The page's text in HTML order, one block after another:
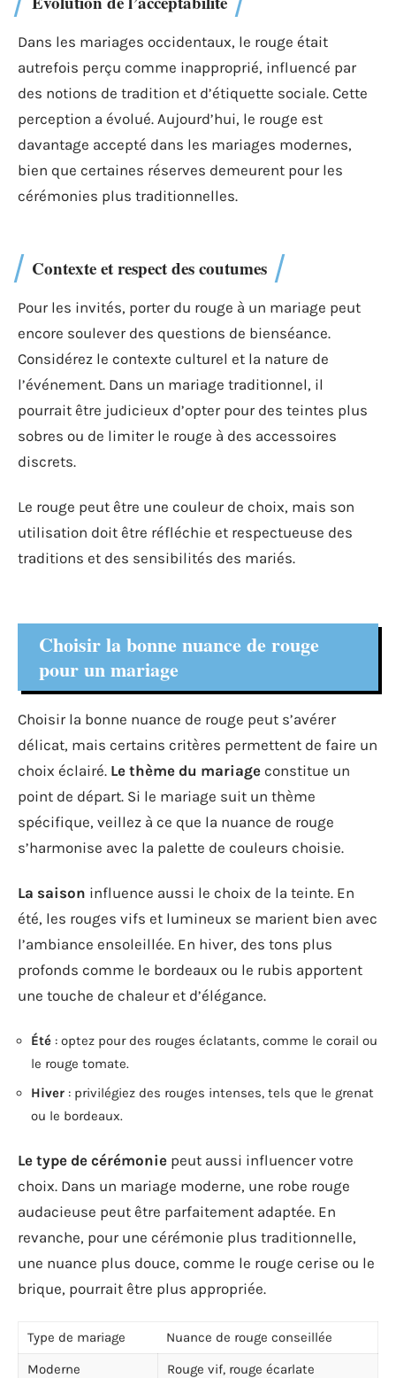
Dans les mariages occidentaux, le rouge était
autrefois perçu comme inapproprié, influencé par
des notions de tradition et d’étiquette sociale. Cette
perception a évolué. Aujourd’hui, le rouge est
davantage accepté dans les mariages modernes,
bien que certaines réserves demeurent pour les
cérémonies plus traditionnelles.
Contexte et respect des coutumes
Pour les invités, porter du rouge à un mariage peut
encore soulever des questions de bienséance.
Considérez le contexte culturel et la nature de
l’événement. Dans un mariage traditionnel, il
pourrait être judicieux d’opter pour des teintes plus
sobres ou de limiter le rouge à des accessoires
discrets.
Le rouge peut être une couleur de choix, mais son
utilisation doit être réfléchie et respectueuse des
traditions et des sensibilités des mariés.
Choisir la bonne nuance de rouge
pour un mariage
Choisir la bonne nuance de rouge peut s’avérer
délicat, mais certains critères permettent de faire un
choix éclairé. Le thème du mariage constitue un
point de départ. Si le mariage suit un thème
spécifique, veillez à ce que la nuance de rouge
s’harmonise avec la palette de couleurs choisie.
La saison influence aussi le choix de la teinte. En
été, les rouges vifs et lumineux se marient bien avec
l’ambiance ensoleillée. En hiver, des tons plus
profonds comme le bordeaux ou le rubis apportent
une touche de chaleur et d’élégance.
Été : optez pour des rouges éclatants, comme le corail ou
le rouge tomate.
Hiver : privilégiez des rouges intenses, tels que le grenat
ou le bordeaux.
Le type de cérémonie peut aussi influencer votre
choix. Dans un mariage moderne, une robe rouge
audacieuse peut être parfaitement adaptée. En
revanche, pour une cérémonie plus traditionnelle,
une nuance plus douce, comme le rouge cerise ou le
brique, pourrait être plus appropriée.
Type de mariage
Nuance de rouge conseillée
Moderne
Rouge vif, rouge écarlate